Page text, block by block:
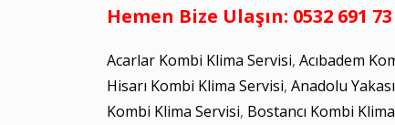
Hemen Bize Ulaşın: 0532 691
Acarlar Kombi Klima Servisi, Acıbadem
Hisarı Kombi Klima Servisi, Anadolu
Kombi Klima Servisi, Bostancı Kombi